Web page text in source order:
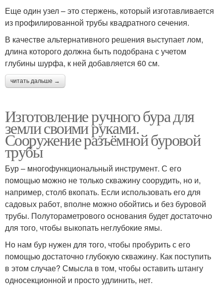
Еще один узел – это стержень, который изготавливается
из профилированной трубы квадратного сечения.
В качестве альтернативного решения выступает лом,
длина которого должна быть подобрана с учетом
глубины шурфа, к ней добавляется 60 см.
читать дальше →
Изготовление ручного бура для
земли своими руками.
Сооружение разъёмной буровой
трубы
Бур – многофункциональный инструмент. С его
помощью можно не только скважину соорудить, но и,
например, столб вкопать. Если использовать его для
садовых работ, вполне можно обойтись и без буровой
трубы. Полутораметрового основания будет достаточно
для того, чтобы выкопать неглубокие ямы.
Но нам бур нужен для того, чтобы пробурить с его
помощью достаточно глубокую скважину. Как поступить
в этом случае? Смысла в том, чтобы оставить штангу
односекционной и просто удлинить, нет.